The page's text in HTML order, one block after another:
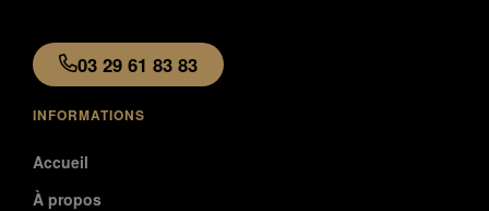
03 29 61 83 83
INFORMATIONS
Accueil
À propos